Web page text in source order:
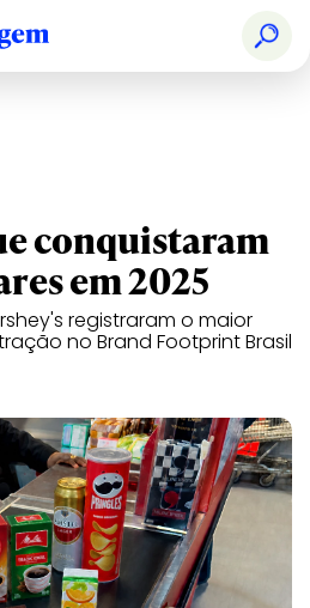
conquistaram
em 2025
registraram o maior
no Brand Footprint Brasil